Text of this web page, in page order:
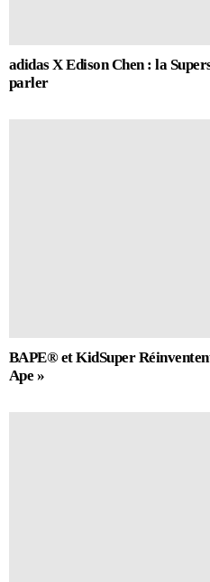
adidas X Edison Chen : la
parler
BAPE® et KidSuper
Ape »